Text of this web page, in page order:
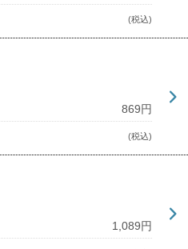
(税込)
869円
(税込)
1,089円